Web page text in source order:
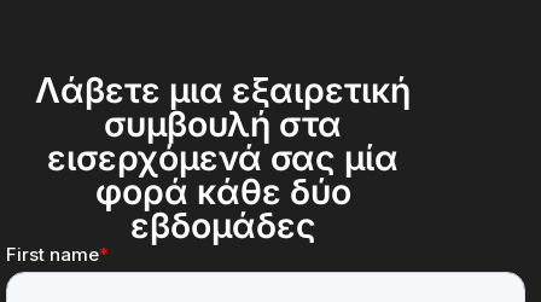
Λάβετε μια εξαιρετική
συμβουλή στα
εισερχόμενά σας μία
φορά κάθε δύο
εβδομάδες